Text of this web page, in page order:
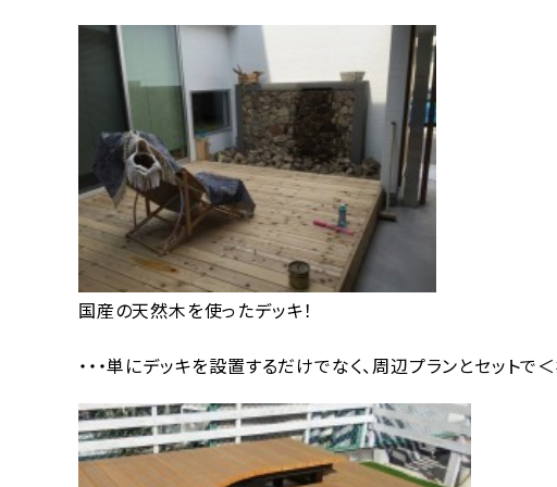
国産の天然木を使ったデッキ！
・・・単にデッキを設置するだけでなく、周辺プランとセットで